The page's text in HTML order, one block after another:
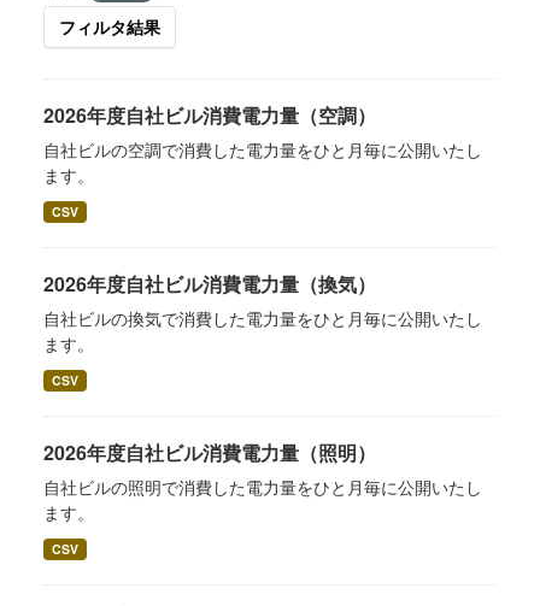
フィルタ結果
2026年度自社ビル消費電力量（空調）
自社ビルの空調で消費した電力量をひと月毎に公開いたし
ます。
CSV
2026年度自社ビル消費電力量（換気）
自社ビルの換気で消費した電力量をひと月毎に公開いたし
ます。
CSV
2026年度自社ビル消費電力量（照明）
自社ビルの照明で消費した電力量をひと月毎に公開いたし
ます。
CSV